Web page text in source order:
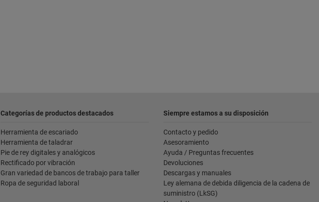
Categorías de productos destacados
Herramienta de escariado
Herramienta de taladrar
Pie de rey digitales y analógicos
Rectificado por vibración
Gran variedad de bancos de trabajo para taller
Ropa de seguridad laboral
Siempre estamos a su disposición
Contacto y pedido
Asesoramiento
Ayuda / Preguntas frecuentes
Devoluciones
Descargas y manuales
Ley alemana de debida diligencia de la cadena de
suministro (LkSG)